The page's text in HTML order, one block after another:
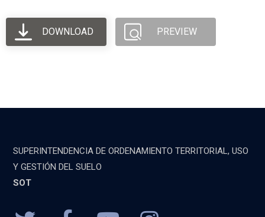
DOWNLOAD PREVIEW
SUPERINTENDENCIA DE ORDENAMIENTO TERRITORIAL, USO
Y GESTIÓN DEL SUELO
SOT